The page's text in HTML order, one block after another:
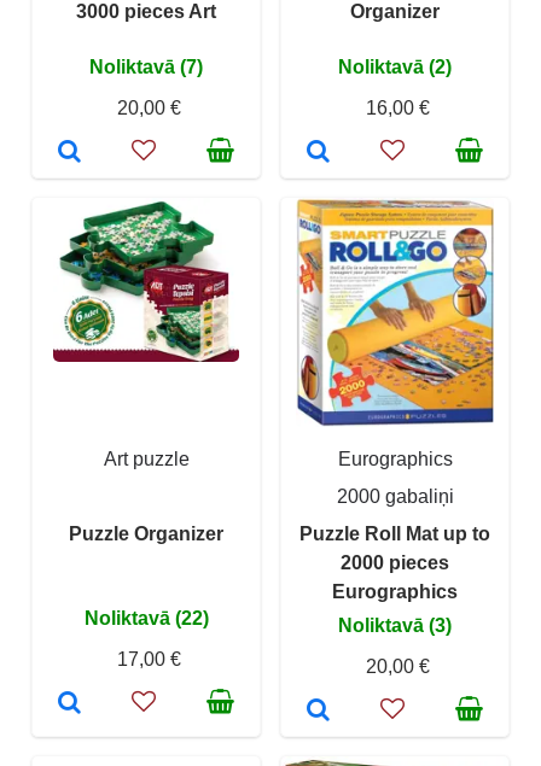
3000 pieces Art
Noliktavā (7)
20,00 €
Organizer
Noliktavā (2)
16,00 €
Art puzzle
Puzzle Organizer
Noliktavā (22)
17,00 €
Eurographics
2000 gabaliņi
Puzzle Roll Mat up to
2000 pieces
Eurographics
Noliktavā (3)
20,00 €